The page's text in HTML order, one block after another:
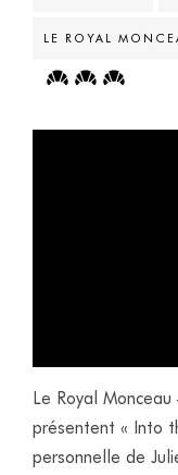
LE ROYAL
Le Royal
présentent « Into
personnelle de